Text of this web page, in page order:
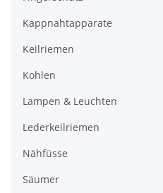
Kappnahtapparate
Keilriemen
Kohlen
Lampen & Leuchten
Lederkeilriemen
Nähfüsse
Säumer